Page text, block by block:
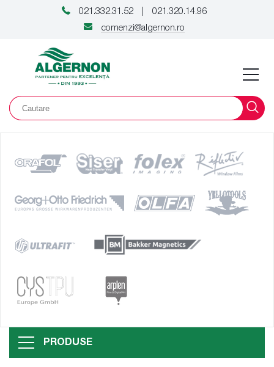
021.332.31.52
021.320.14.96
comenzi@algernon.ro
PRODUSE